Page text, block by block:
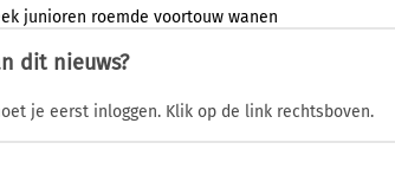
junioren roemde voortouw wanen
dit nieuws?
je eerst inloggen. Klik op de link rechtsboven.